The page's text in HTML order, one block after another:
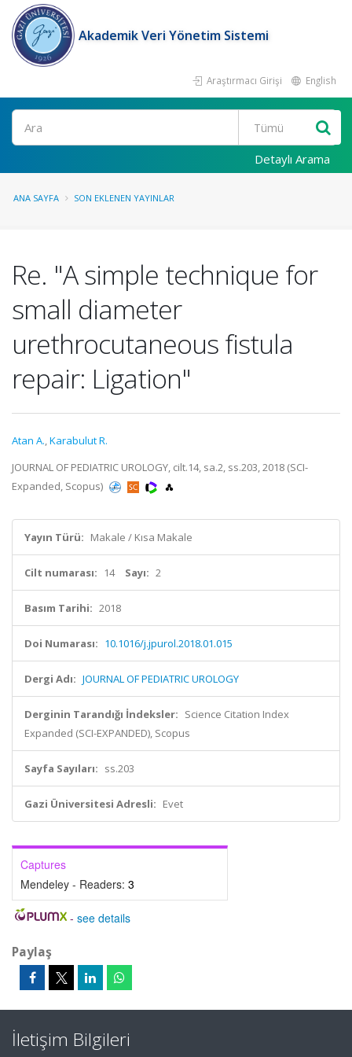
Akademik Veri Yönetim Sistemi
Araştırmacı Girişi English
Ara
Detaylı Arama
ANA SAYFA SON EKLENEN YAYINLAR
Re. "A simple technique for
small diameter
urethrocutaneous fistula
repair: Ligation"
Atan A.,Karabulut R.
JOURNAL OF PEDIATRIC UROLOGY, cilt.14, sa.2, ss.203, 2018 (SCI-
Expanded, Scopus)
Yayın Türü: Makale / Kısa Makale
Cilt numarası: 14 Sayı: 2
Basım Tarihi: 2018
Doi Numarası: 10.1016/j.jpurol.2018.01.015
Dergi Adı: JOURNAL OF PEDIATRIC UROLOGY
Derginin Tarandığı İndeksler: Science Citation Index
Expanded (SCI-EXPANDED), Scopus
Sayfa Sayıları: ss.203
Gazi Üniversitesi Adresli: Evet
Captures
Mendeley - Readers: 3
- see details
Paylaş
İletişim Bilgileri